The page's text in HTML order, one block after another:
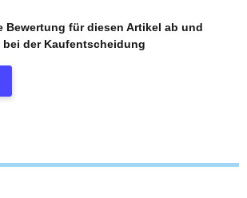
Bewertung für diesen Artikel ab und
bei der Kaufentscheidung